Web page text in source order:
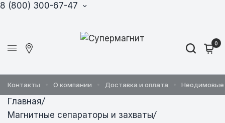
8 (800) 300-67-47
0
Контакты О компании Доставка и оплата
Главная/
Магнитные сепараторы и захваты/